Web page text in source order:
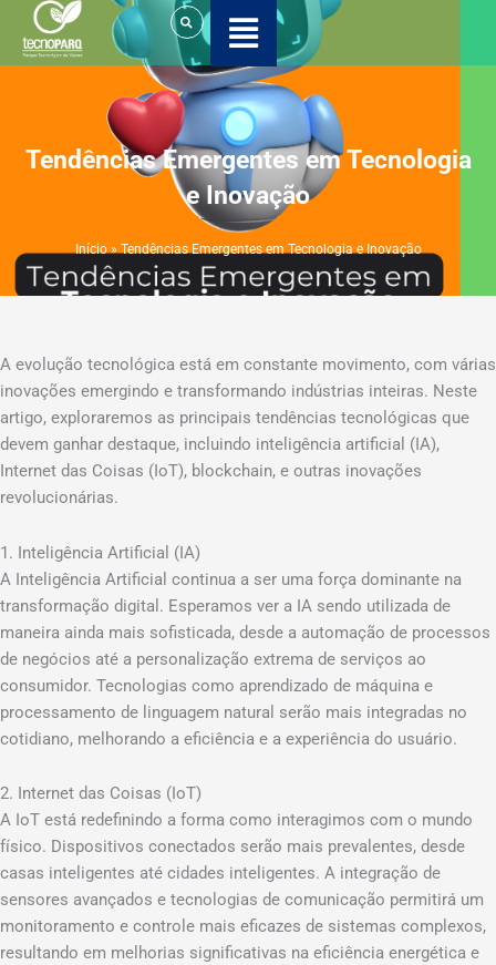
para
o
Tendências Emergentes em Tecnologia
e Inovação
Início»Tendências Emergentes em Tecnologia e Inovação
A evolução tecnológica está em constante movimento, com várias
inovações emergindo e transformando indústrias inteiras. Neste
artigo, exploraremos as principais tendências tecnológicas que
devem ganhar destaque, incluindo inteligência artificial (IA),
Internet das Coisas (IoT), blockchain, e outras inovações
revolucionárias.
1. Inteligência Artificial (IA)
A Inteligência Artificial continua a ser uma força dominante na
transformação digital. Esperamos ver a IA sendo utilizada de
maneira ainda mais sofisticada, desde a automação de processos
de negócios até a personalização extrema de serviços ao
consumidor. Tecnologias como aprendizado de máquina e
processamento de linguagem natural serão mais integradas no
cotidiano, melhorando a eficiência e a experiência do usuário.
2. Internet das Coisas (IoT)
A IoT está redefinindo a forma como interagimos com o mundo
físico. Dispositivos conectados serão mais prevalentes, desde
casas inteligentes até cidades inteligentes. A integração de
sensores avançados e tecnologias de comunicação permitirá um
monitoramento e controle mais eficazes de sistemas complexos,
resultando em melhorias significativas na eficiência energética e